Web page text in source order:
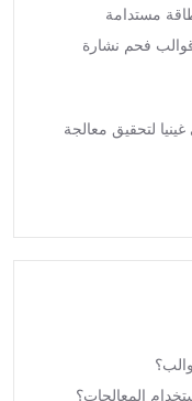
مستدامة
فحم نشارة
لتحقيق معالجة
المعالجات؟